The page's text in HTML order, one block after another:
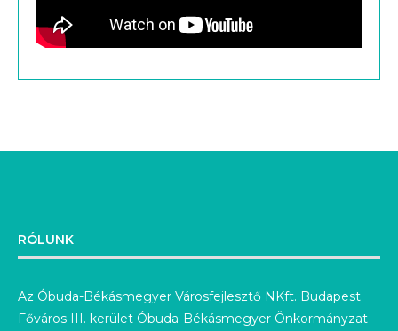
RÓLUNK
Az Óbuda-Békásmegyer Városfejlesztő NKft. Budapest
Főváros III. kerület Óbuda-Békásmegyer Önkormányzat